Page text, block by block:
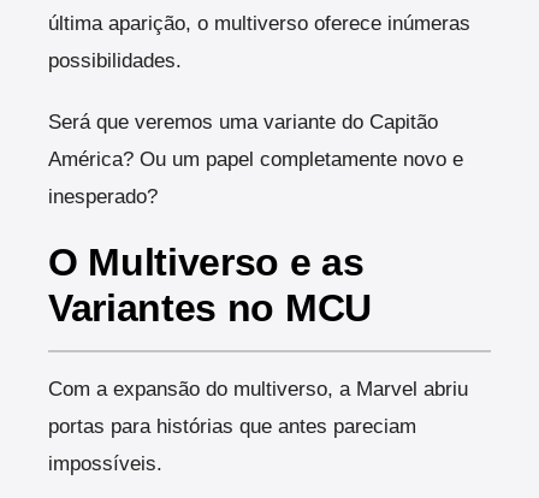
última aparição, o multiverso oferece inúmeras
possibilidades.
Será que veremos uma variante do Capitão
América? Ou um papel completamente novo e
inesperado?
O Multiverso e as
Variantes no MCU
Com a expansão do multiverso, a Marvel abriu
portas para histórias que antes pareciam
impossíveis.